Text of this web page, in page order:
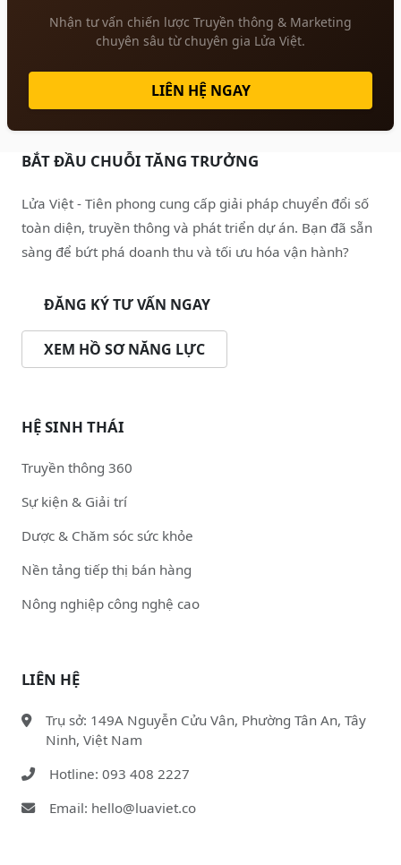
Nhận tư vấn chiến lược Truyền thông & Marketing
chuyên sâu từ chuyên gia Lửa Việt.
LIÊN HỆ NGAY
BẮT ĐẦU CHUỖI TĂNG TRƯỞNG
Lửa Việt - Tiên phong cung cấp giải pháp chuyển đổi số
toàn diện, truyền thông và phát triển dự án. Bạn đã sẵn
sàng để bứt phá doanh thu và tối ưu hóa vận hành?
ĐĂNG KÝ TƯ VẤN NGAY
XEM HỒ SƠ NĂNG LỰC
HỆ SINH THÁI
Truyền thông 360
Sự kiện & Giải trí
Dược & Chăm sóc sức khỏe
Nền tảng tiếp thị bán hàng
Nông nghiệp công nghệ cao
LIÊN HỆ
Trụ sở: 149A Nguyễn Cửu Vân, Phường Tân An, Tây
Ninh, Việt Nam
Hotline: 093 408 2227
Email: hello@luaviet.co